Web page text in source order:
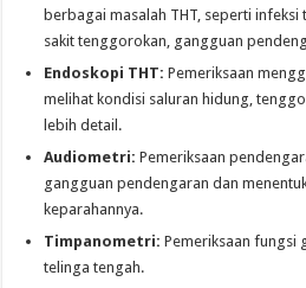
berbagai masalah THT, seperti infeksi
sakit tenggorokan, gangguan
Endoskopi THT: Pemeriksaan
melihat kondisi saluran hidung,
lebih detail.
Audiometri: Pemeriksaan
gangguan pendengaran dan
keparahannya.
Timpanometri: Pemeriksaan fungsi
telinga tengah.